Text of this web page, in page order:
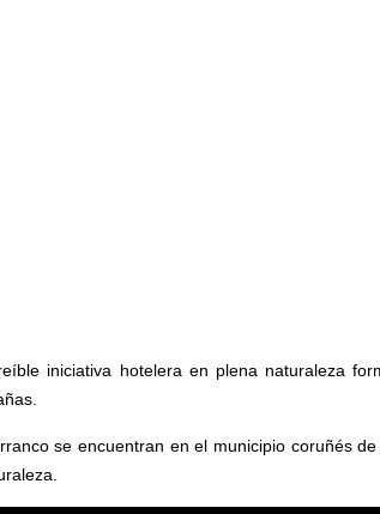
iniciativa hotelera en plena naturaleza
se encuentran en el municipio coruñés